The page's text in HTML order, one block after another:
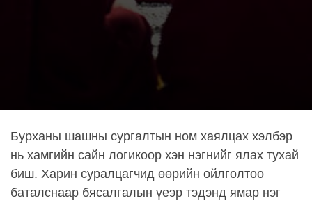
Бурханы шашны сургалтын ном хаялцах хэлбэр
нь хамгийн сайн логикоор хэн нэгнийг ялах тухай
биш. Харин суралцагчид өөрийн ойлголтоо
баталснаар бясалгалын үеэр тэдэнд ямар нэг